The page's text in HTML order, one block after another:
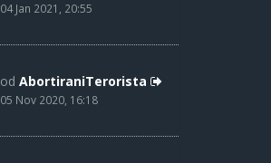
04 Jan 2021, 20:55
od AbortiraniTerorista
05 Nov 2020, 16:18